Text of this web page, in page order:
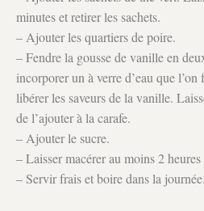
minutes et retirer les sachets.
– Ajouter les quartiers de poire.
– Fendre la gousse de vanille en
incorporer un à verre d’eau que
libérer les saveurs de la vanille.
de l’ajouter à la carafe.
– Ajouter le sucre.
– Laisser macérer au moins 2
– Servir frais et boire dans la journée.